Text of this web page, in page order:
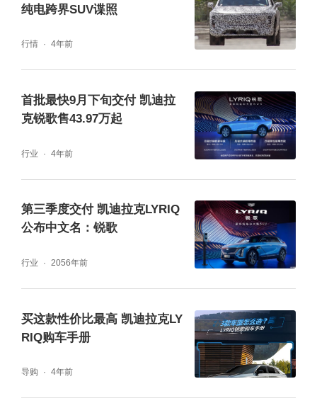
式9K超视网膜屏幕，并在其中集成仪表盘、信
息娱乐、导航、灯光控制、空调控制等功能。
色树影婆娑氛围灯、门斯之盾晶钻电控旋钮、
仪表板端版雕刻的“水鸟”徽标、“珠宝盒式”储物
纯电跨界SUV谍照
行情 4年前
首批最快9月下旬交付 凯迪拉
克锐歌售43.97万起
行业 4年前
第三季度交付 凯迪拉克LYRIQ
公布中文名：锐歌
行业 2056年前
买这款性价比最高 凯迪拉克LY
RIQ购车手册
导购 4年前